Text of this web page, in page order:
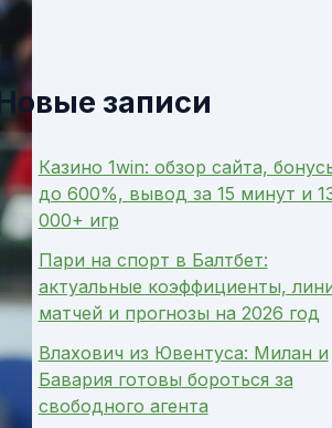
Новые записи
Казино 1win: обзор сайта,
до 600%, вывод за 15 минут и
000+ игр
Пари на спорт в Балтбет:
актуальные коэффициенты,
матчей и прогнозы на 2026 год
Влахович из Ювентуса: Милан и
Бавария готовы бороться за
свободного агента